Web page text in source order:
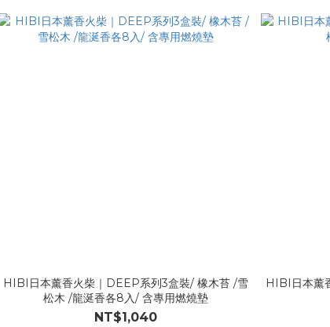
HIBI日本薰香火柴｜DEEP系列3盒裝/ 橡木苔 /雪
松木 /龍涎香各8入/ 含專用燃燒墊
NT$1,040
HIBI日本薰